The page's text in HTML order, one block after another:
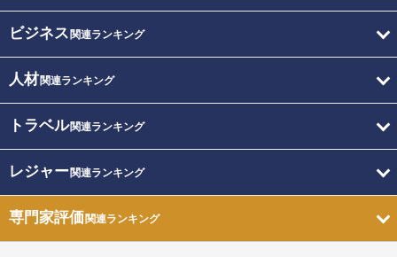
ビジネス 関連ランキング
人材関連ランキング
トラベル関連ランキング
レジャー関連ランキング
専門家評価関連ランキング